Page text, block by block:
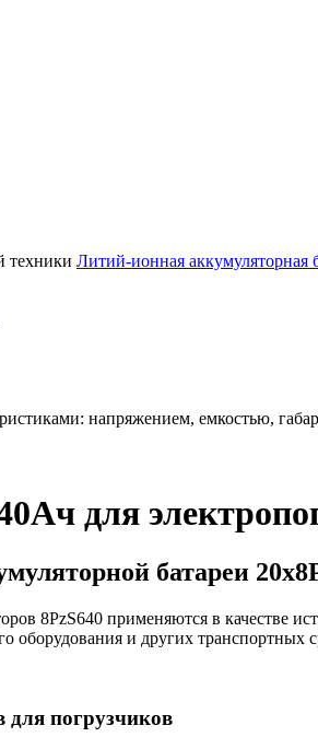
Литий-ионная аккумуляторная
напряжением, емкостью,
для
батареи
8PzS640 применяются в качестве
оборудования и других транспортных
для погрузчиков